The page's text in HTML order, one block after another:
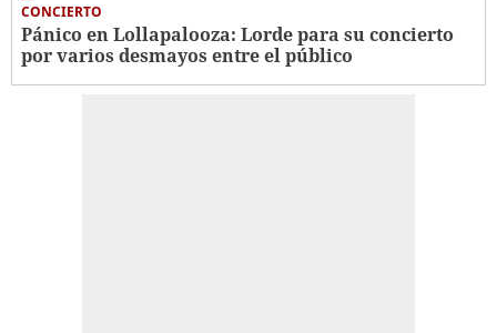
CONCIERTO
Pánico en Lollapalooza: Lorde para su concierto
por varios desmayos entre el público